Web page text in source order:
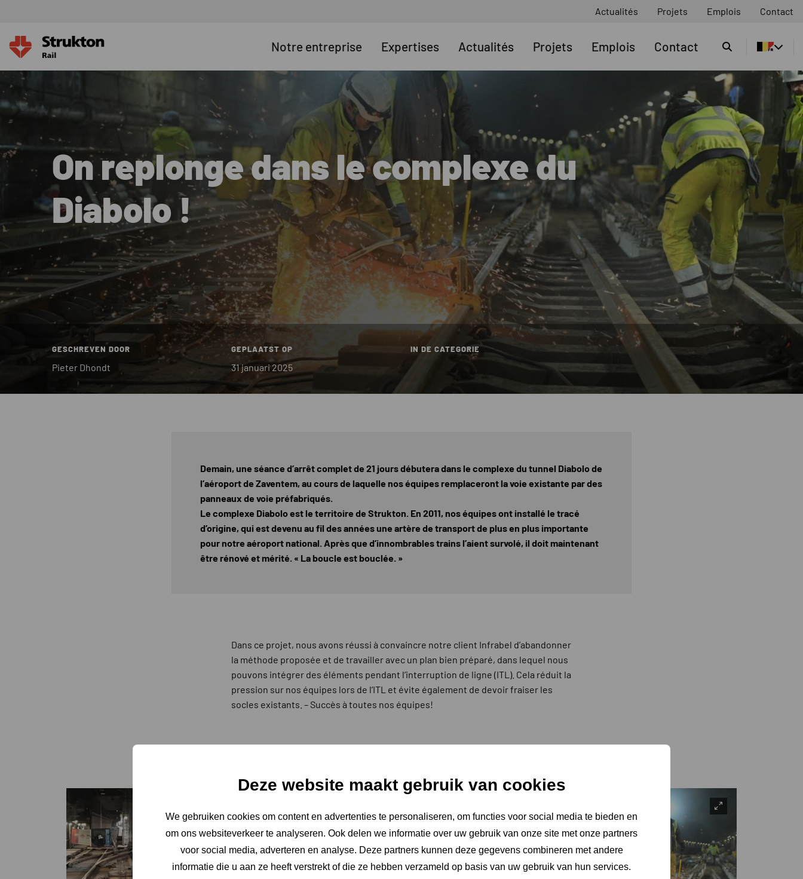
Deze website maakt gebruik van cookies
We gebruiken cookies om content en advertenties te personaliseren, om functies voor social media te bieden en
om ons websiteverkeer te analyseren. Ook delen we informatie over uw gebruik van onze site met onze partners
voor social media, adverteren en analyse. Deze partners kunnen deze gegevens combineren met andere
informatie die u aan ze heeft verstrekt of die ze hebben verzameld op basis van uw gebruik van hun services.
Actualités Projets Emplois Contact
Notre entreprise Expertises Actualités Projets Emplois Contact
On replonge dans le complexe du
Diabolo !
GESCHREVEN DOOR
Pieter Dhondt
GEPLAATST OP
31 januari 2025
IN DE CATEGORIE
Demain, une séance d’arrêt complet de 21 jours débutera dans le complexe du tunnel Diabolo de
l’aéroport de Zaventem, au cours de laquelle nos équipes remplaceront la voie existante par des
panneaux de voie préfabriqués.
Le complexe Diabolo est le territoire de Strukton. En 2011, nos équipes ont installé le tracé
d’origine, qui est devenu au fil des années une artère de transport de plus en plus importante
pour notre aéroport national. Après que d’innombrables trains l’aient survolé, il doit maintenant
être rénové et mérité. « La boucle est bouclée. »
Dans ce projet, nous avons réussi à convaincre notre client Infrabel d’abandonner
la méthode proposée et de travailler avec un plan bien préparé, dans lequel nous
pouvons intégrer des éléments pendant l’interruption de ligne (ITL). Cela réduit la
pression sur nos équipes lors de l’ITL et évite également de devoir fraiser les
socles existants. – Succès à toutes nos équipes!